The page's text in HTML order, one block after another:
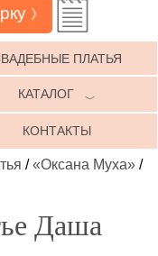
》
ПЛАТЬЯ
КАТАЛОГ ﹀
КОНТАКТЫ
/«Оксана Муха» /
Даша